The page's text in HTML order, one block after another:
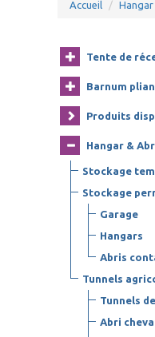
Accueil
Tente de
Barnum
Produits
Hangar &
Stockage
Stockage
Garage
Hangars
Abris
Tunnels
Tunnels
Abri